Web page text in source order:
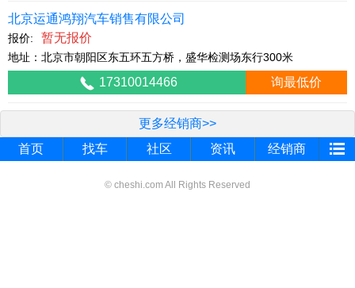
北京运通鸿翔汽车销售有限公司
报价: 暂无报价
地址：北京市朝阳区东五环五方桥，盛华检测场东行300米
17310014466 询最低价
更多经销商>>
首页
找车 社区 资讯 经销商
© cheshi.com All Rights Reserved